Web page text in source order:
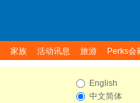
家族 活动讯息 旅游 Perks会
English
中文简体